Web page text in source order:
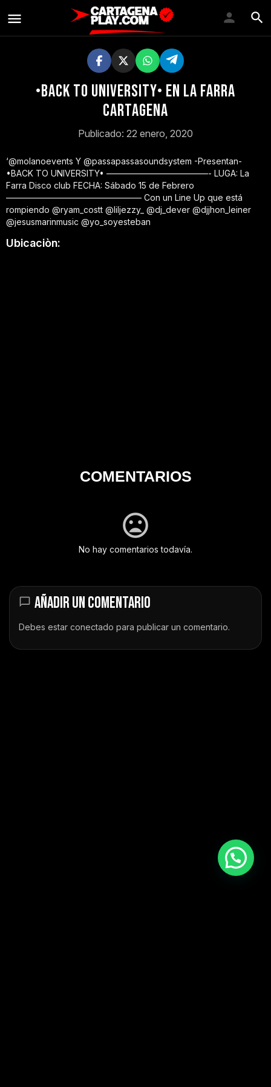
•BACK TO UNIVERSITY• En la farra
cartagena
Publicado: 22 enero, 2020
‘@molanoevents Y @passapassasoundsystem -Presentan-
•BACK TO UNIVERSITY• ————————————- LUGA: La
Farra Disco club FECHA: Sábado 15 de Febrero
———————————————— Con un Line Up que está
rompiendo @ryam_costt @liljezzy_ @dj_dever @djjhon_leiner
@jesusmarinmusic @yo_soyesteban
Ubicaciòn:
COMENTARIOS
No hay comentarios todavía.
AÑADIR UN COMENTARIO
Debes estar conectado para publicar un comentario.